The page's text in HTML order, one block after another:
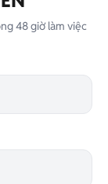
48 giờ làm việc